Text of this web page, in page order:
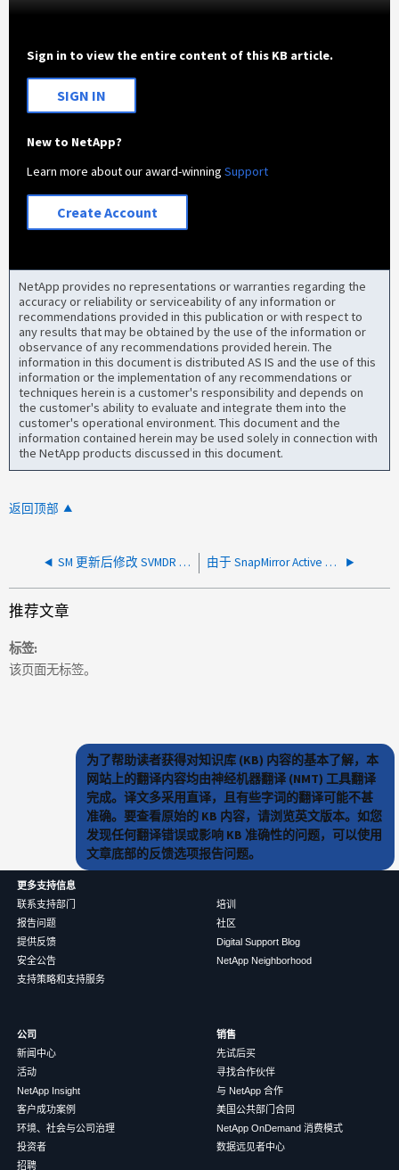
Sign in to view the entire content of this KB article.
SIGN IN
New to NetApp?
Learn more about our award-winningSupport
Create Account
NetApp provides no representations or warranties regarding the
accuracy or reliability or serviceability of any information or
recommendations provided in this publication or with respect to
any results that may be obtained by the use of the information or
observance of any recommendations provided herein. The
information in this document is distributed AS IS and the use of this
information or the implementation of any recommendations or
techniques herein is a customer's responsibility and depends on
the customer's ability to evaluate and integrate them into the
customer's operational environment. This document and the
information contained herein may be used solely in connection with
the NetApp products discussed in this document.
返回顶部
SM 更新后修改 SVMDR 关系的卷部分的属性失败 由于 SnapMirror Active Sync 关系不同步，多个 LUN 被标记为已降级
推荐文章
标签
该页面无标签。
为了帮助读者获得对知识库 (KB) 内容的基本了解，本
网站上的翻译内容均由神经机器翻译 (NMT) 工具翻译
完成。译文多采用直译，且有些字词的翻译可能不甚
准确。要查看原始的 KB 内容，请浏览英文版本。如您
发现任何翻译错误或影响 KB 准确性的问题，可以使用
文章底部的反馈选项报告问题。
更多支持信息
联系支持部门
报告问题
提供反馈
安全公告
支持策略和支持服务
培训
社区
Digital Support Blog
NetApp Neighborhood
公司
新闻中心
活动
NetApp Insight
客户成功案例
环境、社会与公司治理
投资者
招聘
销售
先试后买
寻找合作伙伴
与 NetApp 合作
美国公共部门合同
NetApp OnDemand 消费模式
数据远见者中心